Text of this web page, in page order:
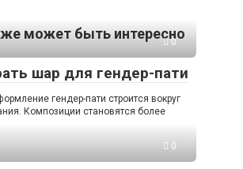
может быть интересно
0
шар для гендер-пати
гендер-пати строится вокруг
Композиции становятся более
0